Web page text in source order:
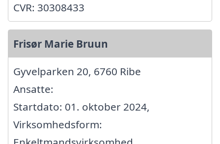
CVR: 30308433
Frisør Marie Bruun
Gyvelparken 20, 6760 Ribe
Ansatte:
Startdato: 01. oktober 2024,
Virksomhedsform: